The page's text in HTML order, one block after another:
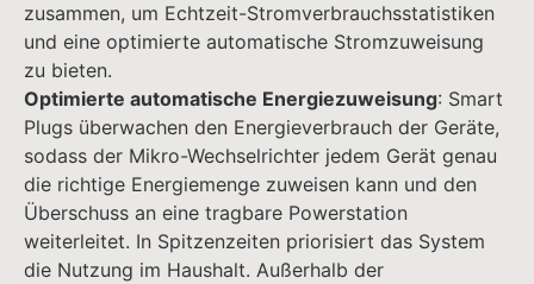
zusammen, um Echtzeit-Stromverbrauchsstatistiken
und eine optimierte automatische Stromzuweisung
zu bieten.
Optimierte automatische Energiezuweisung: Smart
Plugs überwachen den Energieverbrauch der Geräte,
sodass der Mikro-Wechselrichter jedem Gerät genau
die richtige Energiemenge zuweisen kann und den
Überschuss an eine tragbare Powerstation
weiterleitet. In Spitzenzeiten priorisiert das System
die Nutzung im Haushalt. Außerhalb der